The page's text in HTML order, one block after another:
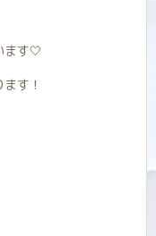
ます‎🤍
す！